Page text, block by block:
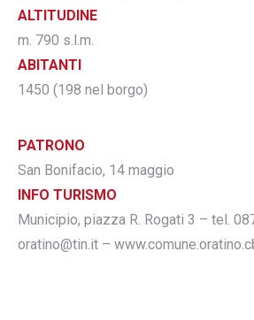
ALTITUDINE
m. 790 s.l.m.
ABITANTI
1450 (198 nel borgo)
PATRONO
San Bonifacio, 14 maggio
INFO TURISMO
Municipio, piazza R. Rogati 3 – tel.
oratino@tin.it –